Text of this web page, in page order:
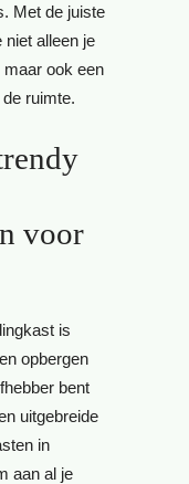
Met de juiste
alleen je
ook een
ruimte.
voor
is
opbergen
bent
uitgebreide
in
aan al je